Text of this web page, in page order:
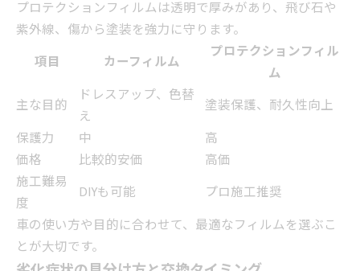
プロテクションフィルムは透明で厚みがあり、飛び石や
紫外線、傷から塗装を強力に守ります。
項目
カーフィルム
プロテクションフィル
ム
主な目的
ドレスアップ、色替
え
塗装保護、耐久性向上
保護力
中
高
価格
比較的安価
高価
施工難易
度
DIYも可能
プロ施工推奨
車の使い方や目的に合わせて、最適なフィルムを選ぶこ
とが大切です。